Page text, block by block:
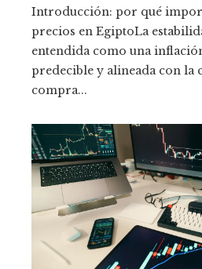
Introducción: por qué
precios en EgiptoLa
entendida como una
predecible y alineada con la
compra...